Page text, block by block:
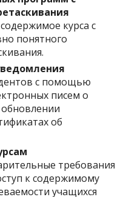
курса с
понятного
с помощью
писем о
обновлении
об
требования
к содержимому
учащихся